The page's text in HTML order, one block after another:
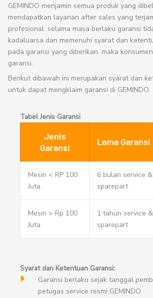
GEMINDO menjamin semua produk yang
mendapatkan layanan after sales yang
profesional. selama masa berlaku garansi
kadaluarsa dan memenuhi syarat dan
pada garansi yang diberikan. maka
garansi.
Berikut dibawah ini merupakan syarat dan
untuk dapat mengklaim garansi di GEMINDO.
Tabel Jenis Garansi
Jenis
Garansi
Lama Garansi
Mesin < RP 100
Juta
6 bulan service
sparepart
Mesin > Rp 100
Juta
1 tahun service
sparepart
Syarat dan Ketentuan Garansi:
Garansi berlaku sejak tanggal
petugas service resmi GEMINDO